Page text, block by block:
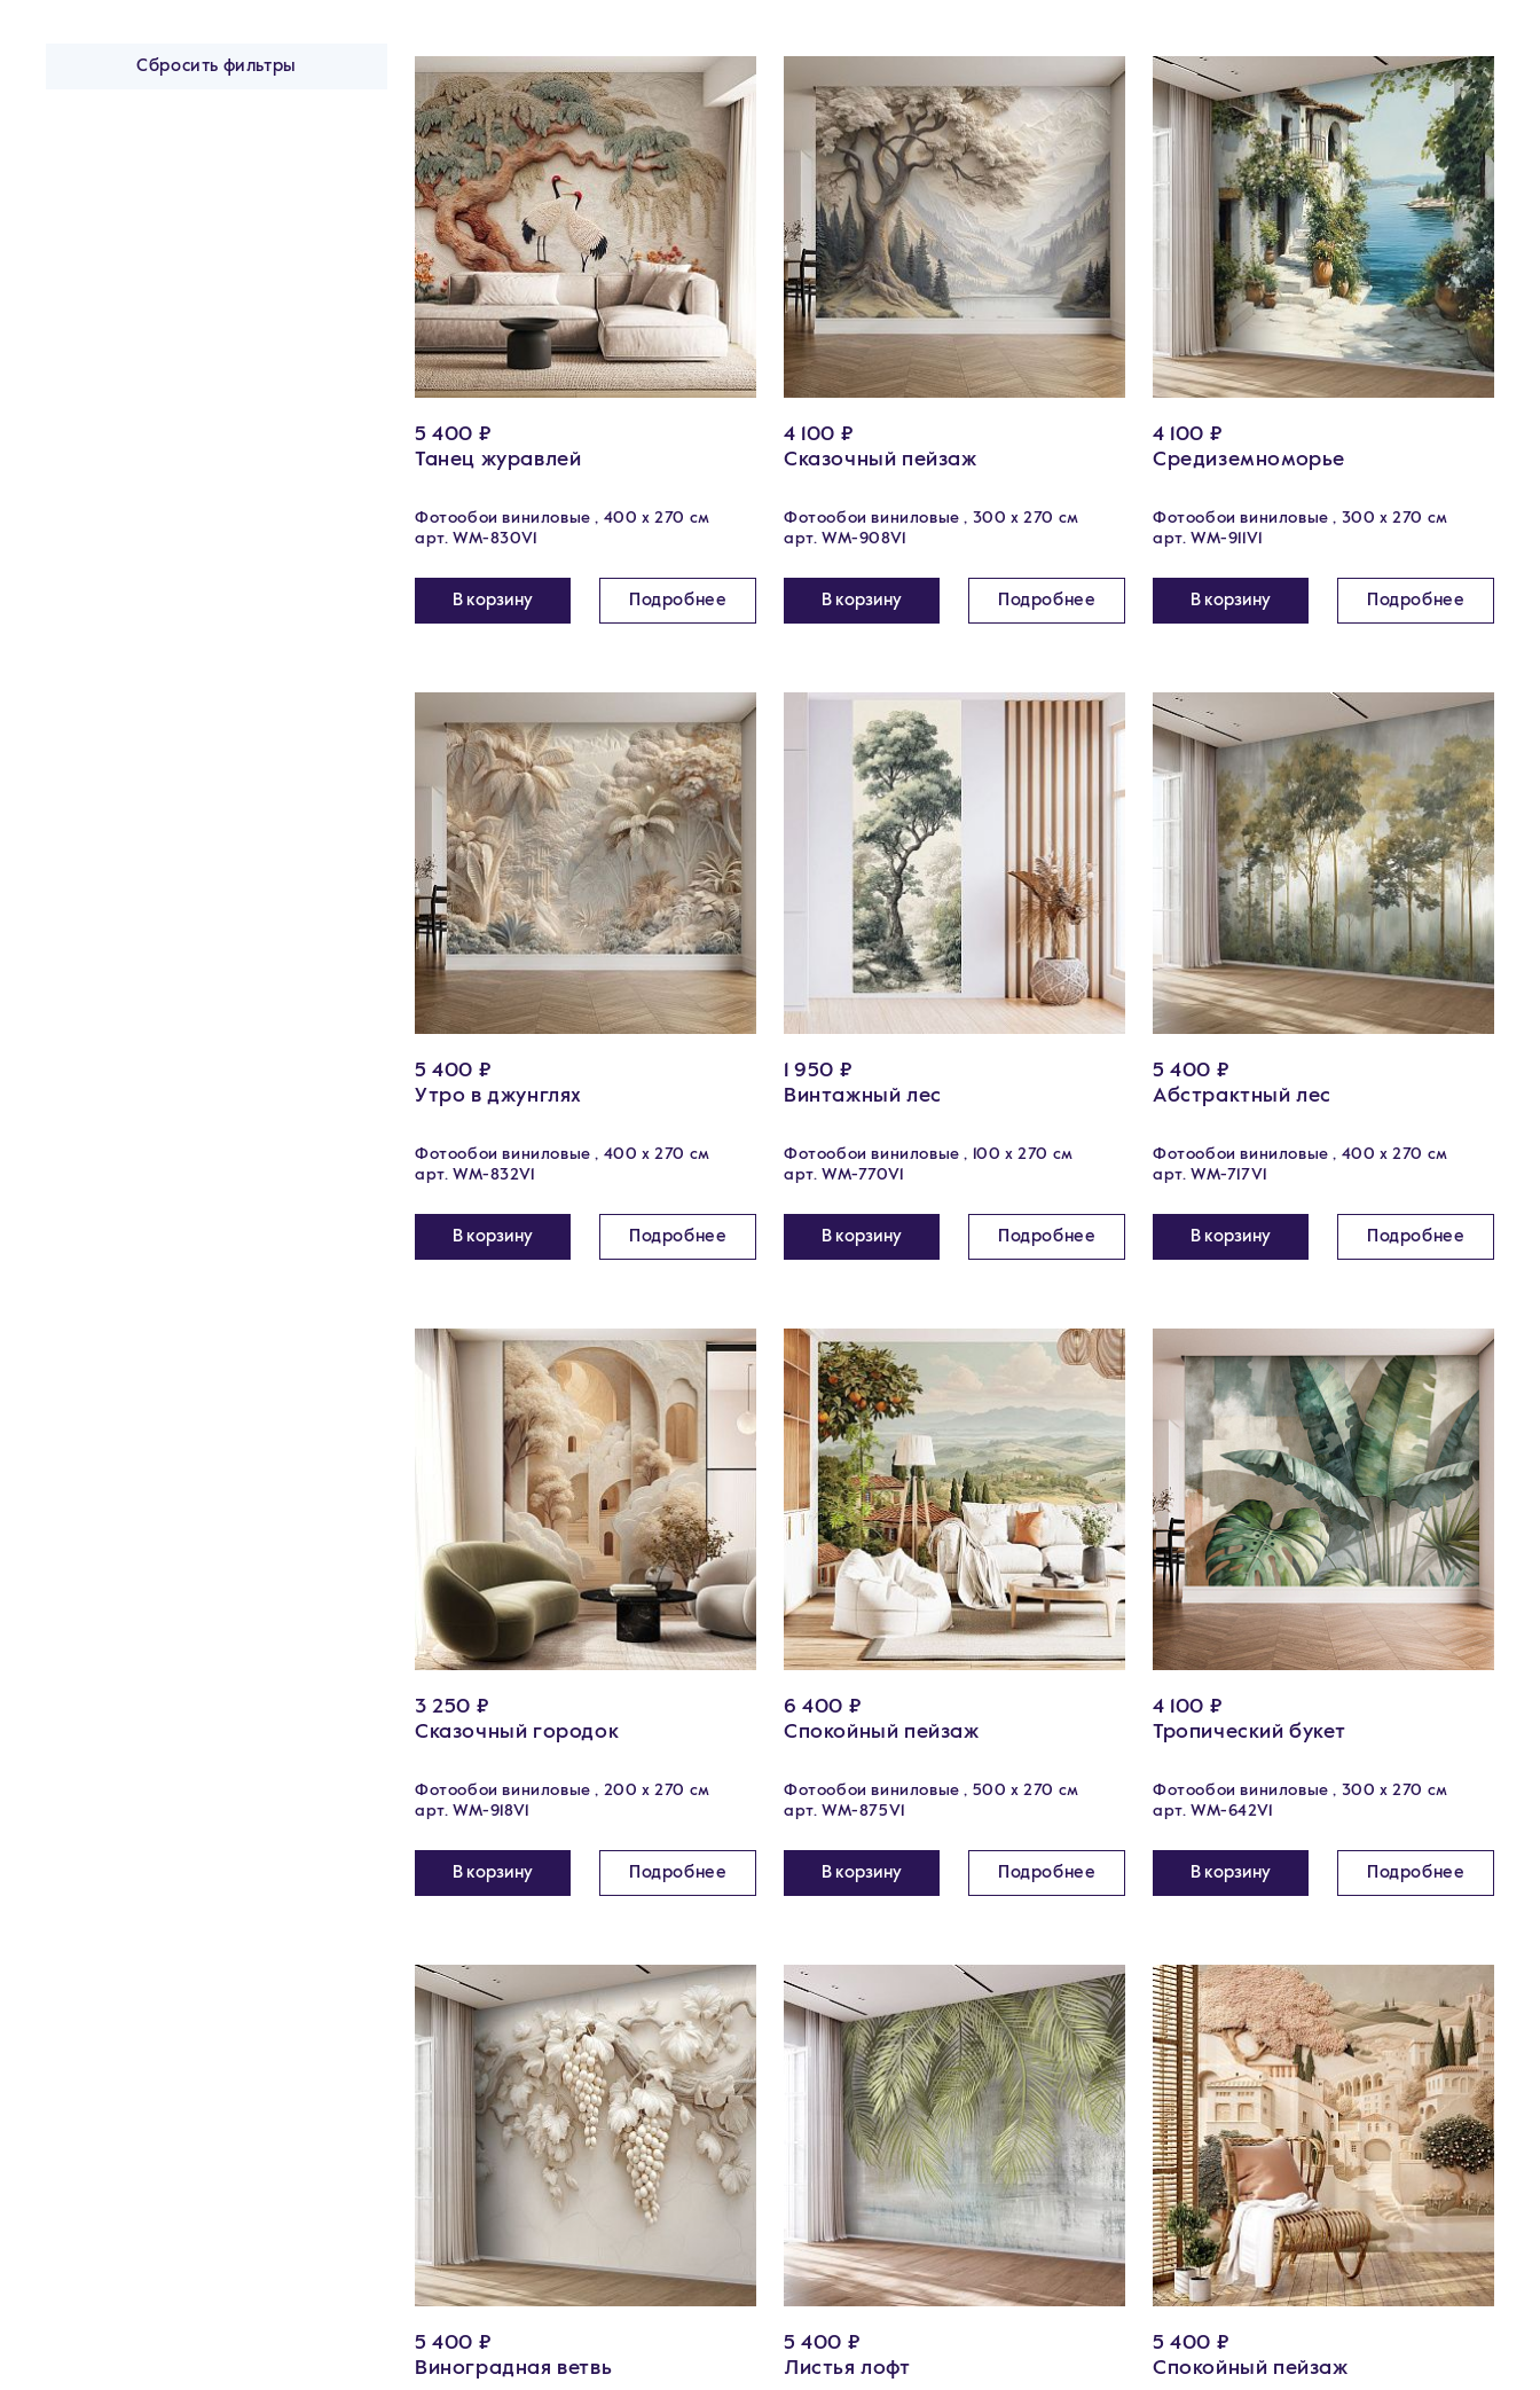
Сбросить фильтры
5 400 ₽
Танец журавлей
Фотообои виниловые , 400 х 270 см
арт. WM-830V1
В корзину Подробнее
4 100 ₽
Сказочный пейзаж
Фотообои виниловые , 300 х 270 см
арт. WM-908V1
В корзину Подробнее
4 100 ₽
Средиземноморье
Фотообои виниловые , 300 х 270 см
арт. WM-911V1
В корзину Подробнее
5 400 ₽
Утро в джунглях
Фотообои виниловые , 400 х 270 см
арт. WM-832V1
В корзину Подробнее
1 950 ₽
Винтажный лес
Фотообои виниловые , 100 x 270 см
арт. WM-770V1
В корзину Подробнее
5 400 ₽
Абстрактный лес
Фотообои виниловые , 400 х 270 см
арт. WM-717V1
В корзину Подробнее
3 250 ₽
Сказочный городок
Фотообои виниловые , 200 х 270 см
арт. WM-918V1
В корзину Подробнее
6 400 ₽
Спокойный пейзаж
Фотообои виниловые , 500 x 270 см
арт. WM-875V1
В корзину Подробнее
4 100 ₽
Тропический букет
Фотообои виниловые , 300 х 270 см
арт. WM-642V1
В корзину Подробнее
5 400 ₽
Виноградная ветвь
5 400 ₽
Листья лофт
5 400 ₽
Спокойный пейзаж